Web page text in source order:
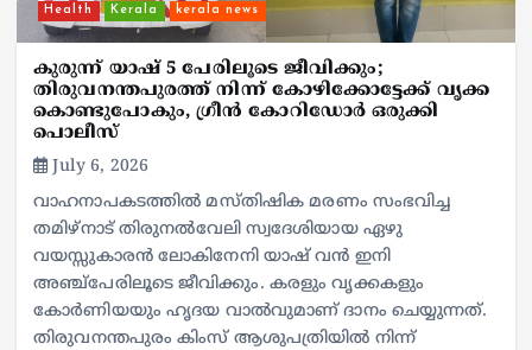
Health Kerala kerala news
കുരുന്ന് യാഷ് 5 പേരിലൂടെ ജീവിക്കും;
തിരുവനന്തപുരത്ത് നിന്ന് കോഴിക്കോട്ടേക്ക് വൃക്ക
കൊണ്ടുപോകും, ഗ്രീൻ കോറിഡോർ ഒരുക്കി
പൊലീസ്
July 6, 2026
വാഹനാപകടത്തിൽ മസ്തിഷിക മരണം സംഭവിച്ച
തമിഴ്നാട് തിരുനൽവേലി സ്വദേശിയായ ഏഴു
വയസ്സുകാരൻ ലോകിനേനി യാഷ് വൻ ഇനി
അഞ്ച്പേരിലൂടെ ജീവിക്കും. കരളും വൃക്കകളും
കോർണിയയും ഹൃദയ വാൽവുമാണ് ദാനം ചെയ്യുന്നത്.
തിരുവനന്തപുരം കിംസ് ആശുപത്രിയിൽ നിന്ന്